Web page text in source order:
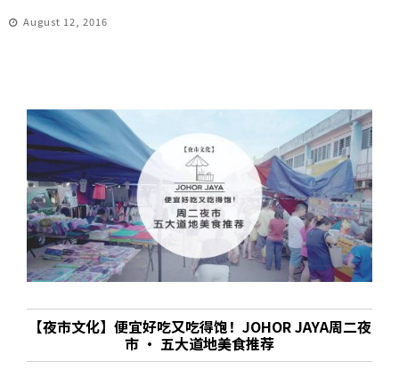
August 12, 2016
【夜市文化】便宜好吃又吃得饱！JOHOR JAYA周二夜
市 · 五大道地美食推荐